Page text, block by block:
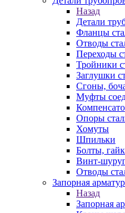
Назад
Детали
Фланцы
Отводы
Переходы
Тройники
Заглушки
Сгоны,
Муфты
Опоры
Хомуты
Шпильки
Болты,
Винт-
Отводы
Запорная
Назад
Запорная